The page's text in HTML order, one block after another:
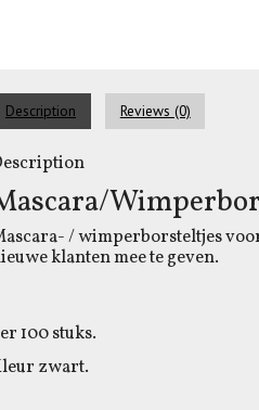
Description Reviews (0)
/ wimperborsteltjes
klanten mee te geven.
100 stuks.
zwart.